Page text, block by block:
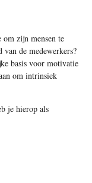
zijn mensen te
de medewerkers?
basis voor motivatie
om intrinsiek
je hierop als